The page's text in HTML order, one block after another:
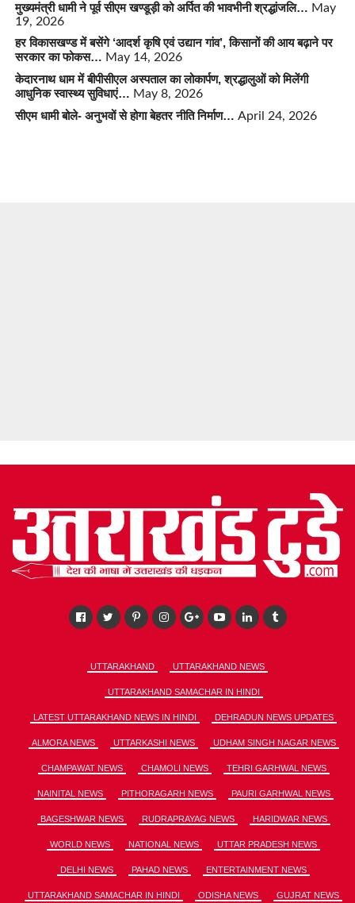
मुख्यमंत्री धामी ने पूर्व सीएम खण्डूड़ी को अर्पित की भावभीनी श्रद्धांजलि… May
19, 2026
हर विकासखण्ड में बसेंगे ‘आदर्श कृषि एवं उद्यान गांव’, किसानों की आय बढ़ाने पर
सरकार का फोकस… May 14, 2026
केदारनाथ धाम में बीपीसीएल अस्पताल का लोकार्पण, श्रद्धालुओं को मिलेंगी
आधुनिक स्वास्थ्य सुविधाएं… May 8, 2026
सीएम धामी बोले- अनुभवों से होगा बेहतर नीति निर्माण… April 24, 2026
UTTARAKHAND UTTARAKHAND NEWS
UTTARAKHAND SAMACHAR IN HINDI
LATEST UTTARAKHAND NEWS IN HINDI DEHRADUN NEWS UPDATES
ALMORA NEWS UTTARKASHI NEWS UDHAM SINGH NAGAR NEWS
CHAMPAWAT NEWS CHAMOLI NEWS TEHRI GARHWAL NEWS
NAINITAL NEWS PITHORAGARH NEWS PAURI GARHWAL NEWS
BAGESHWAR NEWS RUDRAPRAYAG NEWS HARIDWAR NEWS
WORLD NEWS NATIONAL NEWS UTTAR PRADESH NEWS
DELHI NEWS PAHAD NEWS ENTERTAINMENT NEWS
UTTARAKHAND SAMACHAR IN HINDI ODISHA NEWS GUJRAT NEWS